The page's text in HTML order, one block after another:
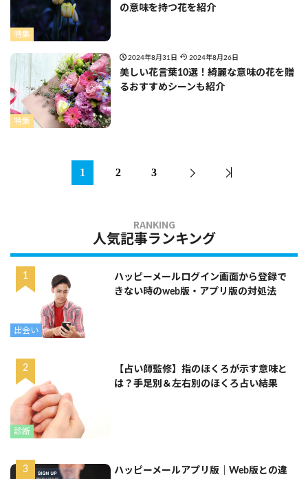
特集
の意味を持つ花を紹介
特集
2024年8月31日 2024年8月26日
美しい花言葉10選！綺麗な意味の花を贈
るおすすめシーンも紹介
1 2 3
人気記事ランキング
出会い
ハッピーメールログイン画面から登録で
きない時のweb版・アプリ版の対処法
診断
【占い師監修】指のほくろが示す意味と
は？手足別＆左右別のほくろ占い結果
ハッピーメールアプリ版｜Web版との違